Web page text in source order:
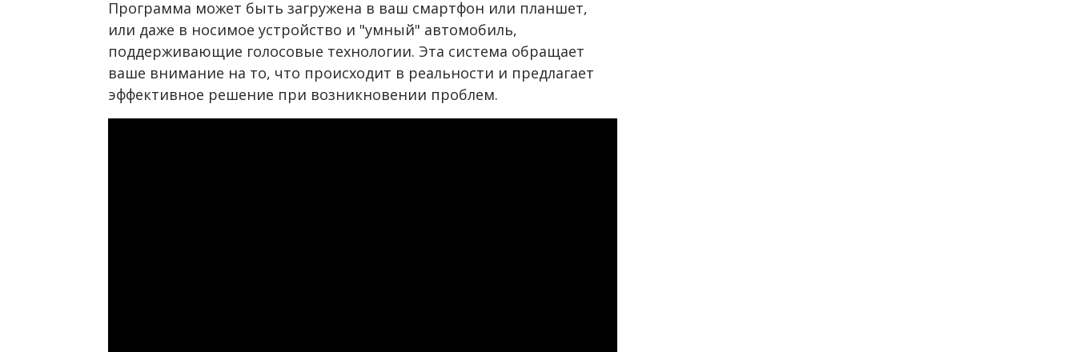
Программа может быть загружена в ваш смартфон или планшет,
или даже в носимое устройство и "умный" автомобиль,
поддерживающие голосовые технологии. Эта система обращает
ваше внимание на то, что происходит в реальности и предлагает
эффективное решение при возникновении проблем.